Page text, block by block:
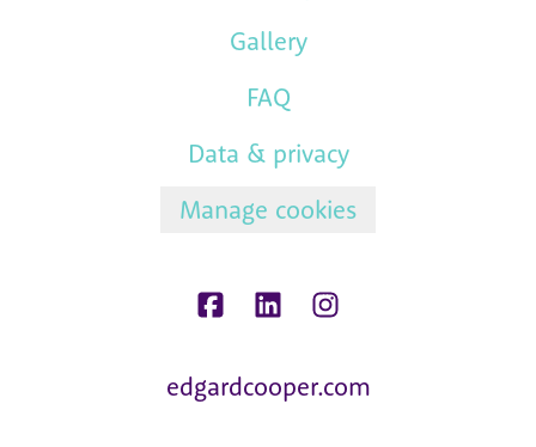
Gallery
FAQ
Data & privacy
Manage cookies
edgardcooper.com